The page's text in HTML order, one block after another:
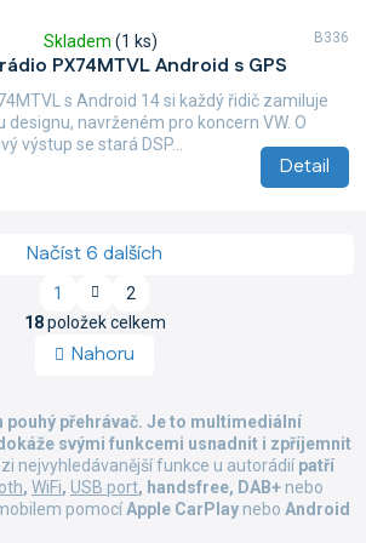
PX74MTVL Android s GPS
Skladem (1 ks)
Detail
s Android 14 si každý řidič zamiluje
navrženém pro koncern VW. O
výstup se stará DSP...
B336
O
v
l
a
c
í
p
r
Načíst 6 dalších
S
t
r
á
n
v
á
n
í
1
2
18položek celkem
Nahoru
pouhý přehrávač. Je to multimediální
svými funkcemi usnadnit i zpříjemnit
nejvyhledávanější funkce u autorádií patří
, WiFi, USB port, handsfree, DAB+ nebo
pomocíApple CarPlay nebo Android